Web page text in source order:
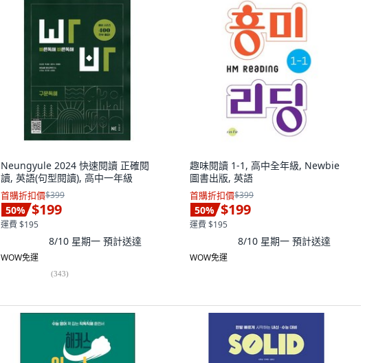
Neungyule 2024 快速閱讀 正確閱
讀, 英語(句型閱讀), 高中一年級
首購折扣價$399
50% $199
運費 $195
8/10 星期一 預計送達
WOW免運
(343)
趣味閱讀 1-1, 高中全年級, Newbie
圖書出版, 英語
首購折扣價$399
50% $199
運費 $195
8/10 星期一 預計送達
WOW免運